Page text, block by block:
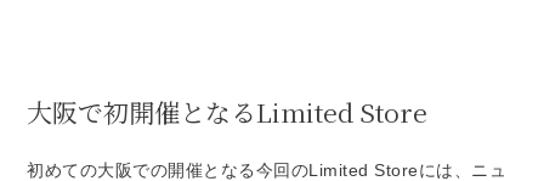
大阪で初開催となるLimited Store
初めての大阪での開催となる今回のLimited Storeには、ニュ